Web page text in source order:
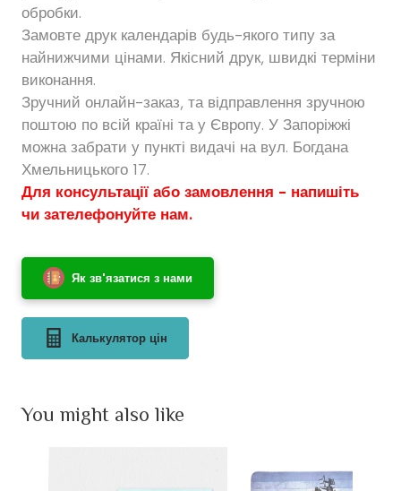
обробки.
Замовте друк календарів будь-якого типу за
найнижчими цінами. Якісний друк, швидкі терміни
виконання.
Зручний онлайн-заказ, та відправлення зручною
поштою по всій країні та у Європу. У Запоріжжі
можна забрати у пункті видачі на вул. Богдана
Хмельницького 17.
Для консультації або замовлення - напишіть
чи зателефонуйте нам.
Як зв'язатися з нами
Калькулятор цін
You might also like